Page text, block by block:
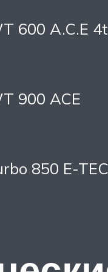
600 A.C.E
900 ACE
850 E-TEC